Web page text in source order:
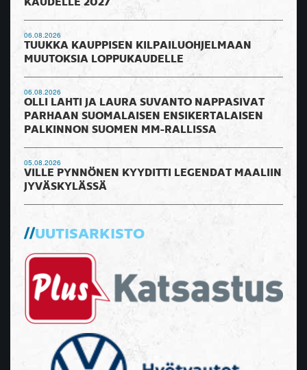
KAUDELLE 2027
06.08.2026
TUUKKA KAUPPISEN KILPAILUOHJELMAAN
MUUTOKSIA LOPPUKAUDELLE
06.08.2026
OLLI LAHTI JA LAURA SUVANTO NAPPASIVAT
PARHAAN SUOMALAISEN ENSIKERTALAISEN
PALKINNON SUOMEN MM-RALLISSA
05.08.2026
VILLE PYNNÖNEN KYYDITTI LEGENDAT MAALIIN
JYVÄSKYLÄSSÄ
UUTISARKISTO